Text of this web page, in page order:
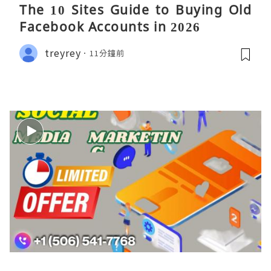
The 10 Sites Guide to Buying Old
Facebook Accounts in 2026
treyrey 11分鐘前